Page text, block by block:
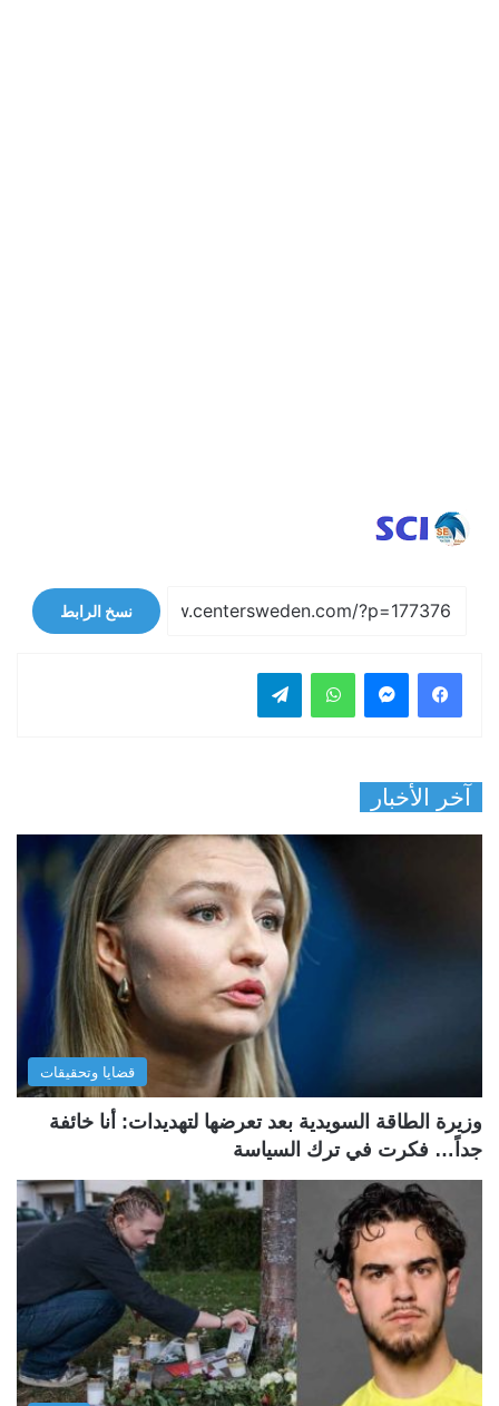
نسخ الرابط
فيسبوك واتساب
آخر الأخبار
قضايا وتحقيقات
وزيرة الطاقة السويدية بعد تعرضها لتهديدات: أنا خائفة
جداً… فكرت في ترك السياسة